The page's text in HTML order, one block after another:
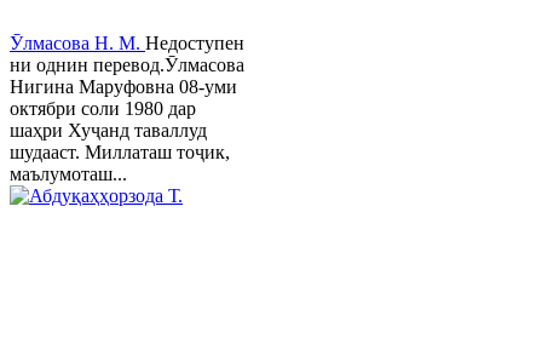
Ӯлмасова Н. М. Недоступен
ни однин перевод.Ӯлмасова
Нигина Маруфовна 08-уми
октябри соли 1980 дар
шаҳри Хуҷанд таваллуд
шудааст. Миллаташ тоҷик,
маълумоташ...